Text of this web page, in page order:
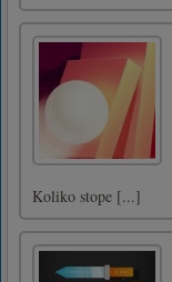
Koliko stope [...]